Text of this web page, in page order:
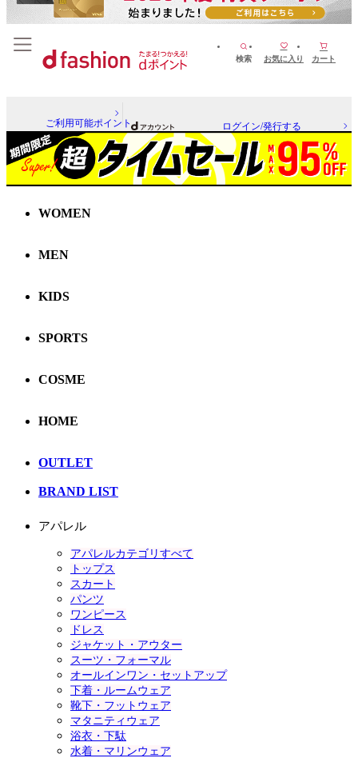
検索 お気に入り カート
ご利用可能ポイント ログイン/発行する
WOMEN
MEN
KIDS
SPORTS
COSME
HOME
OUTLET
BRAND LIST
アパレル
アパレルカテゴリすべて
トップス
スカート
パンツ
ワンピース
ドレス
ジャケット・アウター
スーツ・フォーマル
オールインワン・セットアップ
下着・ルームウェア
靴下・フットウェア
マタニティウェア
浴衣・下駄
水着・マリンウェア